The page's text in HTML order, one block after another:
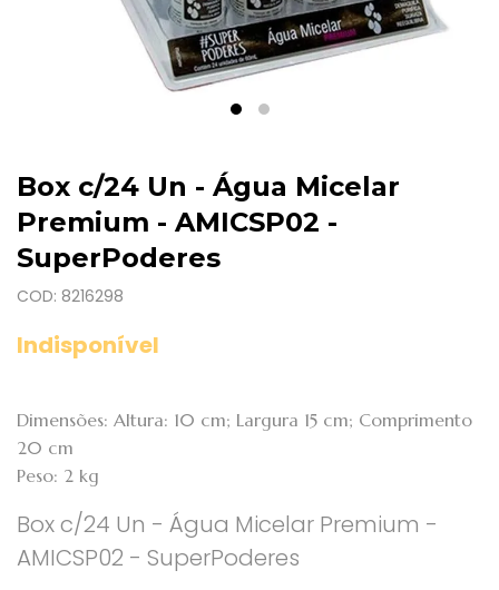
Box c/24 Un - Água Micelar
Premium - AMICSP02 -
SuperPoderes
COD: 8216298
Indisponível
Dimensões: Altura: 10 cm; Largura 15 cm; Comprimento
20 cm
Peso: 2 kg
Box c/24 Un - Água Micelar Premium -
AMICSP02 - SuperPoderes